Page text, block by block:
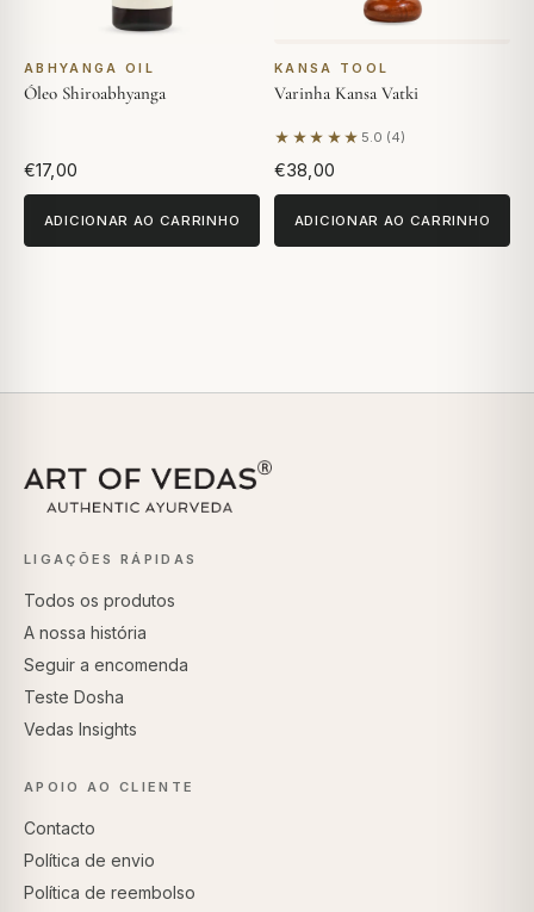
ABHYANGA OIL
Óleo Shiroabhyanga
€17,00
ADICIONAR AO CARRINHO
KANSA TOOL
Varinha Kansa Vatki
★★★★★ 5.0 (4)
Com base em 4 avaliações
€38,00
ADICIONAR AO CARRINHO
LIGAÇÕES RÁPIDAS
Todos os produtos
A nossa história
Seguir a encomenda
Teste Dosha
Vedas Insights
APOIO AO CLIENTE
Contacto
Política de envio
Política de reembolso